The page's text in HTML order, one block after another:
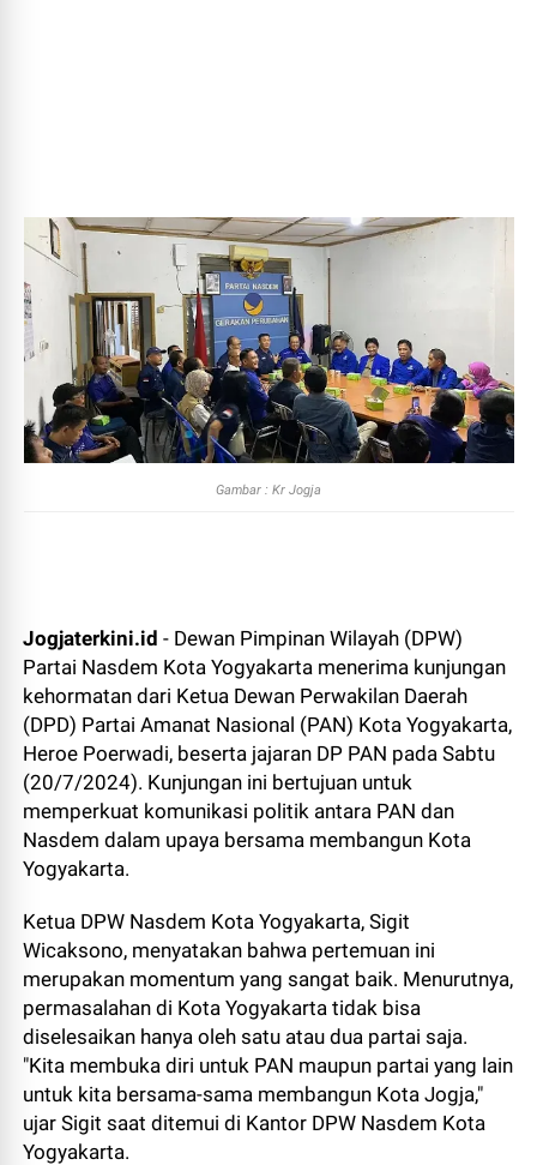
Gambar : Kr Jogja
Jogjaterkini.id - Dewan Pimpinan Wilayah (DPW)
Partai Nasdem Kota Yogyakarta menerima kunjungan
kehormatan dari Ketua Dewan Perwakilan Daerah
(DPD) Partai Amanat Nasional (PAN) Kota Yogyakarta,
Heroe Poerwadi, beserta jajaran DP PAN pada Sabtu
(20/7/2024). Kunjungan ini bertujuan untuk
memperkuat komunikasi politik antara PAN dan
Nasdem dalam upaya bersama membangun Kota
Yogyakarta.
Ketua DPW Nasdem Kota Yogyakarta, Sigit
Wicaksono, menyatakan bahwa pertemuan ini
merupakan momentum yang sangat baik. Menurutnya,
permasalahan di Kota Yogyakarta tidak bisa
diselesaikan hanya oleh satu atau dua partai saja.
"Kita membuka diri untuk PAN maupun partai yang lain
untuk kita bersama-sama membangun Kota Jogja,"
ujar Sigit saat ditemui di Kantor DPW Nasdem Kota
Yogyakarta.